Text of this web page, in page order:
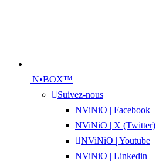
| N•BOX™
Suivez-nous
NViNiO | Facebook
NViNiO | X (Twitter)
NViNiO | Youtube
NViNiO | Linkedin